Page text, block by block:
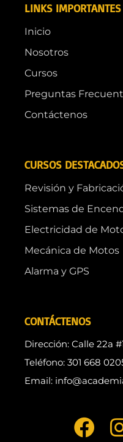
LINKS IMPORTANTES
Inicio
Nosotros
Cursos
Preguntas
Contáctenos
CURSOS
Revisión y
Sistemas de
Electricidad de
Mecánica de Motos
Alarma y GPS
CONTÁCTENOS
Dirección: Calle 22a
Teléfono: 301 668
Email: